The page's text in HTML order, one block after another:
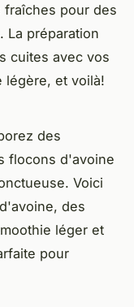
pour des
La préparation
cuites avec vos
légère, et voilà!
des
flocons d'avoine
Voici
des
léger et
pour